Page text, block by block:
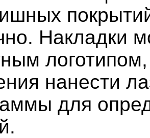
Накладки
нанести
для